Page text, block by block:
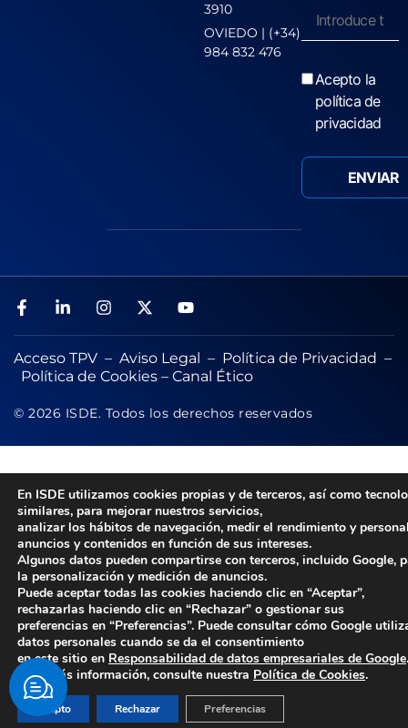
3910
OVIEDO | (+34)
984 832 476
Acepto la
política de
privacidad
Acceso TPV – Aviso Legal – Política de Privacidad –
Política de Cookies – Canal Ético
© 2026 ISDE. Todos los derechos reservados
En ISDE utilizamos cookies propias y de terceros, así como
similares, para mejorar nuestros servicios,
analizar los hábitos de navegación, medir el rendimiento y
anuncios y contenidos en función de sus intereses.
Algunos datos pueden compartirse con terceros, incluido Google,
la personalización y medición de anuncios.
Puede aceptar todas las cookies haciendo clic en “Aceptar”,
rechazarlas haciendo clic en “Rechazar” o gestionar sus
preferencias en “Preferencias”. Puede consultar cómo Google
datos personales cuando se da el consentimiento
en este sitio en Responsabilidad de datos empresariales de Google.
Para más información, consulte nuestra Política de Cookies.
Acepto Rechazar Preferencias